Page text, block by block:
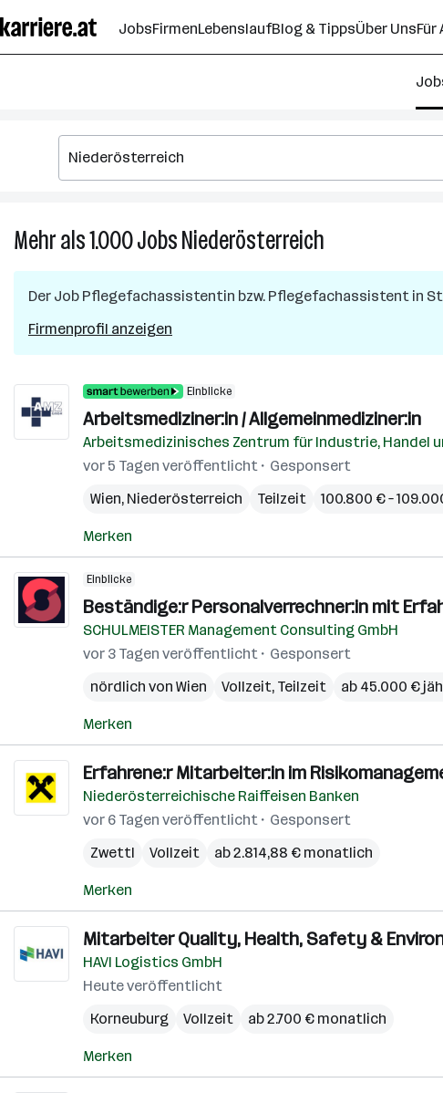
Seiteninhalt
springen
JobsFirmenLebenslaufBlog & TippsÜber UnsFür
Mehr als 1.000JobsNiederösterreich
Jobs
Der Job Pflegefachassistentin bzw. Pflegefachassistent in
Firmenprofil anzeigen
Einblicke
Arbeitsmediziner:in / Allgemeinmediziner:in
Arbeitsmedizinisches Zentrum für Industrie, Handel
vor 5 Tagen veröffentlicht
Gesponsert
Wien, Niederösterreich Teilzeit 100.800 € –
Merken
Einblicke
Beständige:r Personalverrechner:in mit
SCHULMEISTER Management Consulting GmbH
vor 3 Tagen veröffentlicht
Gesponsert
nördlich von Wien
Vollzeit, Teilzeit ab 45.000 €
Merken
Erfahrene:r Mitarbeiter:in im
Niederösterreichische Raiffeisen Banken
vor 6 Tagen veröffentlicht
Gesponsert
Zwettl
Vollzeit ab 2.814,88 € monatlich
Merken
Mitarbeiter Quality, Health, Safety &
HAVI Logistics GmbH
Heute veröffentlicht
Korneuburg
Vollzeit ab 2.700 € monatlich
Merken